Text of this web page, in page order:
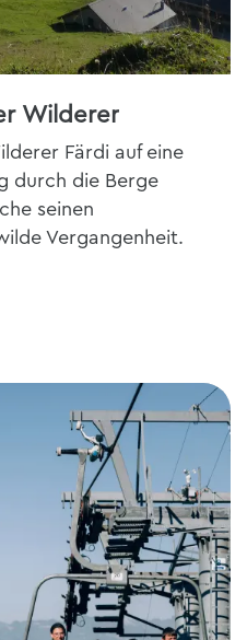
Wilderer
Färdi auf eine
durch die Berge
seinen
Vergangenheit.